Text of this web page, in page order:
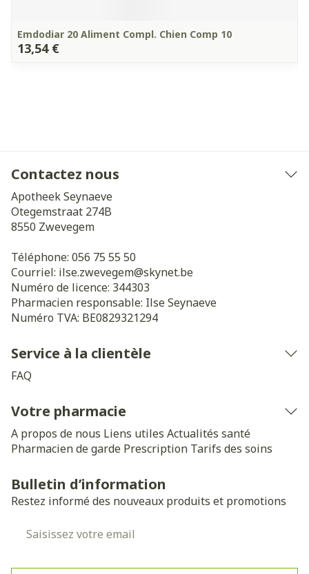
Emdodiar 20 Aliment Compl. Chien Comp 10
13,54 €
Contactez nous
Apotheek Seynaeve
Otegemstraat 274B
8550 Zwevegem
Téléphone: 056 75 55 50
Courriel: ilse.zwevegem@skynet.be
Numéro de licence: 344303
Pharmacien responsable: Ilse Seynaeve
Numéro TVA: BE0829321294
Service à la clientèle
FAQ
Votre pharmacie
A propos de nous Liens utiles Actualités santé
Pharmacien de garde Prescription Tarifs des soins
Bulletin d’information
Restez informé des nouveaux produits et promotions